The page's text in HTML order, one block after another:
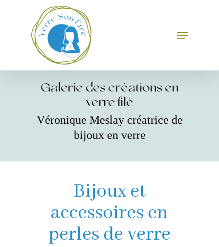
Menu
Galerie des créations en
verre filé
Véronique Meslay créatrice de
bijoux en verre
Bijoux et
accessoires en
perles de verre